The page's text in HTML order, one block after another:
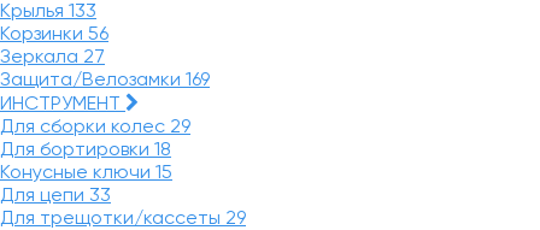
Крылья 133
Корзинки 56
Зеркала 27
Защита/Велозамки 169
ИНСТРУМЕНТ
Для сборки колес 29
Для бортировки 18
Конусные ключи 15
Для цепи 33
Для трещотки/кассеты 29